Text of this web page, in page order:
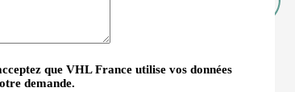
que VHL France utilise vos données
demande.